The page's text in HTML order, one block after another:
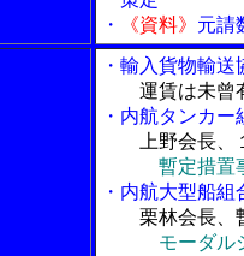
・
《資料》 元請
・輸入貨物輸
運賃は未曾
・内航タンカ
上野会長
暫定措置
・内航大型船
栗林会長、
モーダル